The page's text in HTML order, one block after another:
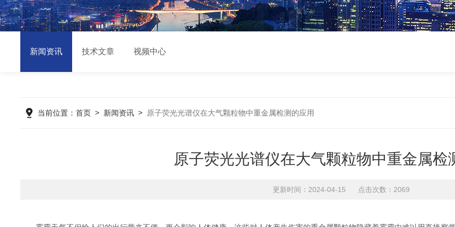
新闻资讯 技术文章 视频中心
当前位置：首页 > 新闻资讯 > 原子荧光光谱仪在大气颗粒物中重金属检测的应用
原子荧光光谱仪在大气颗粒物中重金属检
更新时间：2024-04-15 点击次数：2069